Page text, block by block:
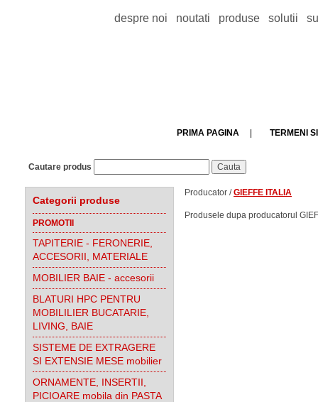
despre noi noutati produse solutii
PRIMA PAGINA TERMENI
Cautare produs
Categorii produse
PROMOTII
TAPITERIE - FERONERIE,
ACCESORII, MATERIALE
MOBILIER BAIE - accesorii
BLATURI HPC PENTRU
MOBILILIER BUCATARIE,
LIVING, BAIE
SISTEME DE EXTRAGERE
SI EXTENSIE MESE mobilier
ORNAMENTE, INSERTII,
PICIOARE mobila din PASTA
Producator /GIEFFE ITALIA
Produsele dupa producatorul